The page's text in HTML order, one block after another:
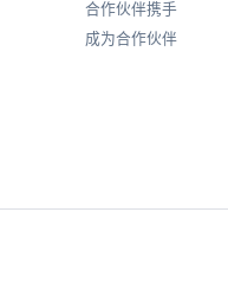
合作伙伴携手
成为合作伙伴